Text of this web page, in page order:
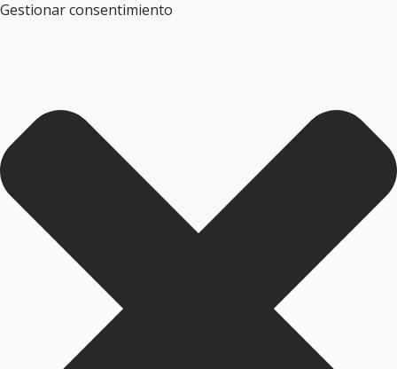
Gestionar consentimiento